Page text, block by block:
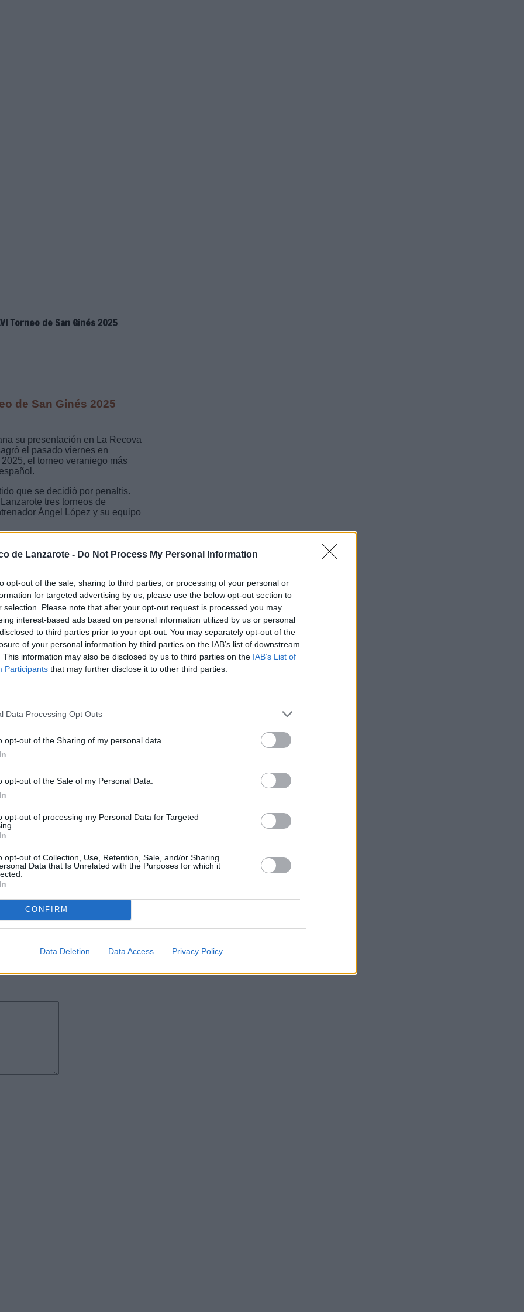
de Lanzarote - Do Not Process My Personal Information
opt-out of the sale, sharing to third parties, or processing of your personal or
for targeted advertising by us, please use the below opt-out section to
selection. Please note that after your opt-out request is processed you may
interest-based ads based on personal information utilized by us or personal
to third parties prior to your opt-out. You may separately opt-out of the
of your personal information by third parties on the IAB’s list of downstream
This information may also be disclosed by us to third parties on the IAB’s List of
Participants that may further disclose it to other third parties.
Data Processing Opt Outs
opt-out of the Sharing of my personal data.
opt-out of the Sale of my Personal Data.
opt-out of processing my Personal Data for Targeted
opt-out of Collection, Use, Retention, Sale, and/or Sharing
Data that Is Unrelated with the Purposes for which it
CONFIRM
Data Deletion Data Access Privacy Policy
Torneo de San Ginés 2025
de San Ginés 2025
su presentación en La Recova
el pasado viernes en
el torneo veraniego más
que se decidió por penaltis.
tres torneos de
Ángel López y su equipo
de la isla en estos días, ha
felicitado a los clubes Xerez
"B" en fútbol masculino, y a
y CD Tinajo por su
El primer edil, que en su
que en Lanzarote existe
de este torneo iba a estar
patronales de Arrecife.
ha estado presente en todos los
por la gran colaboración
junto a todo el
esté presente en las próximas
y jugadoras presentes
y colaboración para este
a la Federación
a la UD Lanzarote, al Comité
de Deportes, Juan Monzón, a
y a su consejero delegado
con representantes de
y equipos técnicos,
todos los jugadores y
final del torneo, que se ofreció
el pasado viernes con esta
Lanzarote que ha estrenado un
de eventos deportivos
un gran éxito de participación
culturales, folclóricos o